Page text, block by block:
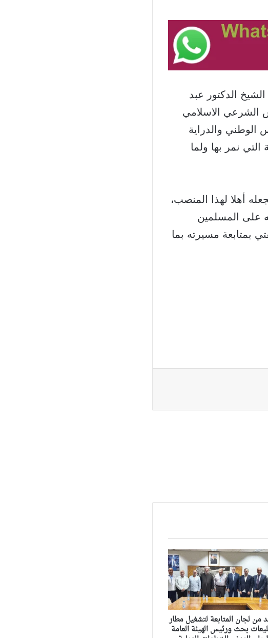
الدكتور عبد
الشرعي الاسلامي
والدراية
نمر بها ولما
أهلا لهذا المنصب،
على المسلمين
بمتابعة مسيرته بما
من لجان المتابعة لتشغيل مطار
بحث ورئيس الهيئة العامة